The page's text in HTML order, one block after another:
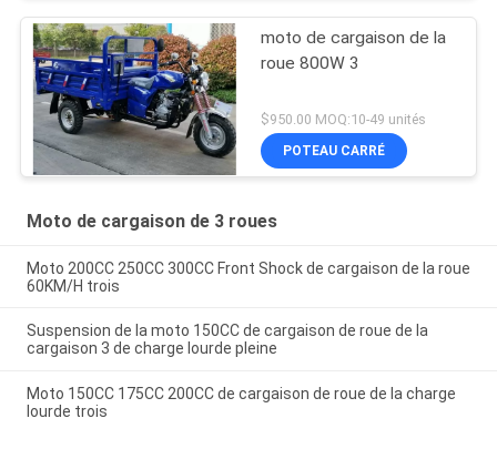
moto de cargaison de la
roue 800W 3
$950.00 MOQ:10-49 unités
POTEAU CARRÉ
Moto de cargaison de 3 roues
Moto 200CC 250CC 300CC Front Shock de cargaison de la roue
60KM/H trois
Suspension de la moto 150CC de cargaison de roue de la
cargaison 3 de charge lourde pleine
Moto 150CC 175CC 200CC de cargaison de roue de la charge
lourde trois